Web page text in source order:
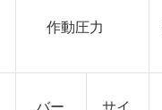
作動圧力
バー サイ